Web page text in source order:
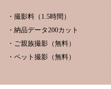
・撮影料（1.5時間）
・納品データ200カット
・ご親族撮影（無料）
・ペット撮影（無料）